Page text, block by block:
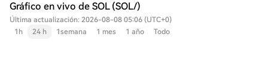
Gráfico en vivo de SOL (SOL/)
Última actualización: 2026-08-08 05:06 (UTC+0)
1h
24 h 1semana 1 mes 1 año Todo